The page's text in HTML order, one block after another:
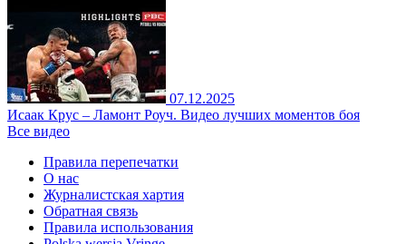
07.12.2025
Исаак Крус – Ламонт Роуч. Видео лучших моментов боя
Все видео
Правила перепечатки
О нас
Журналистская хартия
Обратная связь
Правила использования